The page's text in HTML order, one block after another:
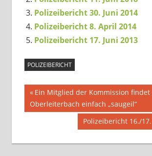
Polizeibericht 30. Juni 2014
Polizeibericht 8. April 2014
Polizeibericht 17. Juni 2013
POLIZEIBERICHT
Beitragsnavigation
Vorheriger
Beitrag:
Ein Mitglied der Kommission findet
Oberleiterbach einfach „saugeil“
Nächster
Beitrag:
Polizeibericht 16./